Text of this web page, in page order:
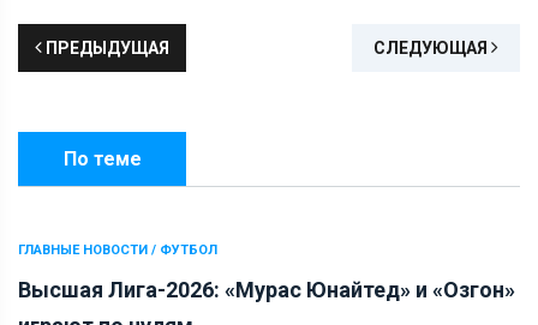
ПРЕДЫДУЩАЯ СЛЕДУЮЩАЯ
По теме
ГЛАВНЫЕ НОВОСТИ / ФУТБОЛ
Высшая Лига-2026: «Мурас Юнайтед» и «Озгон»